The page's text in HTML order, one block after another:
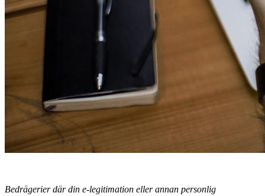
Bedrägerier där din e-legitimation eller annan personlig